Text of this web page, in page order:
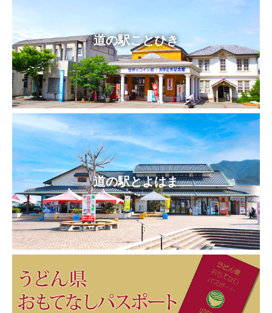
道の駅ことひき
道の駅とよはま